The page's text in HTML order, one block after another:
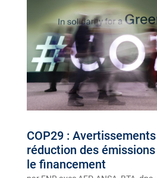
COP29 :
réduction des
le financement